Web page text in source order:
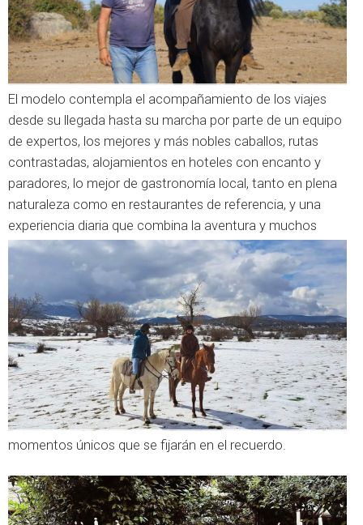
El modelo contempla el acompañamiento de los viajes
desde su llegada hasta su marcha por parte de un equipo
de expertos, los mejores y más nobles caballos, rutas
contrastadas, alojamientos en hoteles con encanto y
paradores, lo mejor de gastronomía local, tanto en plena
naturaleza como en restaurantes de referencia, y una
experiencia diaria que combina la aventura y muchos
momentos únicos que se fijarán en el recuerdo.